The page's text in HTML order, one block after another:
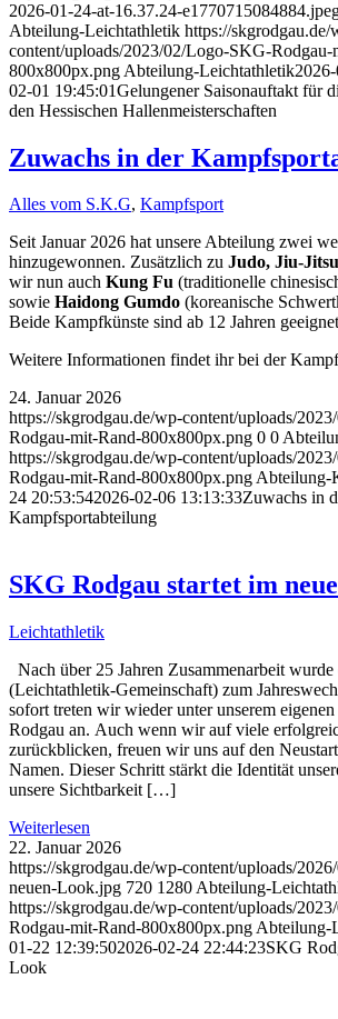
2026-01-24-at-16.37.24-
Abteilung-Leichtathletik https://skgrodgau.de/
content/uploads/2023/02/Logo-SKG-Rodgau-
800x800px.png Abteilung-Leichtathletik
02-01 19:45:01Gelungener Saisonauftakt für
den Hessischen Hallenmeisterschaften
Zuwachs in der
Alles vom S.K.G, Kampfsport
Seit Januar 2026 hat unsere Abteilung zwei
hinzugewonnen. Zusätzlich zu Judo, Jiu-Jitsu
wir nun auch Kung Fu (traditionelle
sowie Haidong Gumdo (koreanische
Beide Kampfkünste sind ab 12 Jahren
Weitere Informationen findet ihr bei der
24. Januar 2026
https://skgrodgau.de/wp-content/uploads/
Rodgau-mit-Rand-800x800px.png 0 0
https://skgrodgau.de/wp-content/uploads/
Rodgau-mit-Rand-800x800px.pngAbteilung-
24 20:53:542026-02-06 13:13:33Zuwachs in
Kampfsportabteilung
SKG Rodgau startet im
Leichtathletik
Nach über 25 Jahren Zusammenarbeit
(Leichtathletik-Gemeinschaft) zum
sofort treten wir wieder unter unserem
Rodgau an. Auch wenn wir auf viele
zurückblicken, freuen wir uns auf den
Namen. Dieser Schritt stärkt die Identität
unsere Sichtbarkeit […]
Weiterlesen
22. Januar 2026
https://skgrodgau.de/wp-content/uploads/
neuen-Look.jpg 720 1280 Abteilung-
https://skgrodgau.de/wp-content/uploads/
Rodgau-mit-Rand-800x800px.png Abteilung-
01-22 12:39:502026-02-24 22:44:23SKG
Look